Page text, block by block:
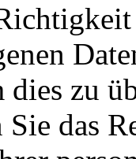
dies zu
das